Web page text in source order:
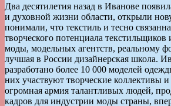
Два десятилетия назад в Иванове
и духовной жизни области, открыли
понимали, что текстиль и тесно
творческого потенциала
моды, модельных агентств, реальному
лучшая в России дизайнерская школа.
разработано более 10 000 моделей
них участвуют творческие коллективы
огромная армия талантливых людей,
кадров для индустрии моды страны,